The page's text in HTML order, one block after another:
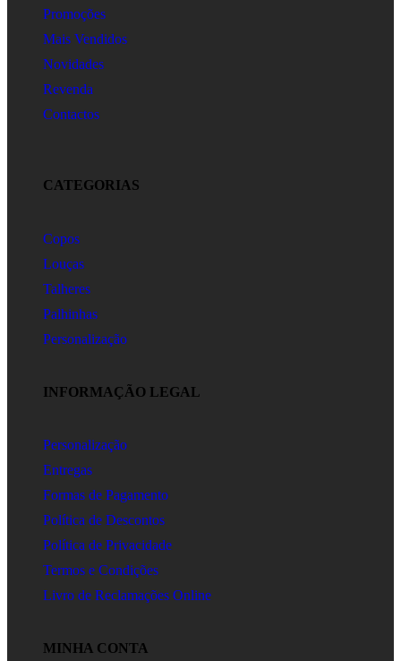
Promoções
Mais Vendidos
Novidades
Revenda
Contactos
CATEGORIAS
Copos
Louças
Talheres
Palhinhas
Personalização
INFORMAÇÃO LEGAL
Personalização
Entregas
Formas de Pagamento
Política de Descontos
Política de Privacidade
Termos e Condições
Livro de Reclamações Online
MINHA CONTA